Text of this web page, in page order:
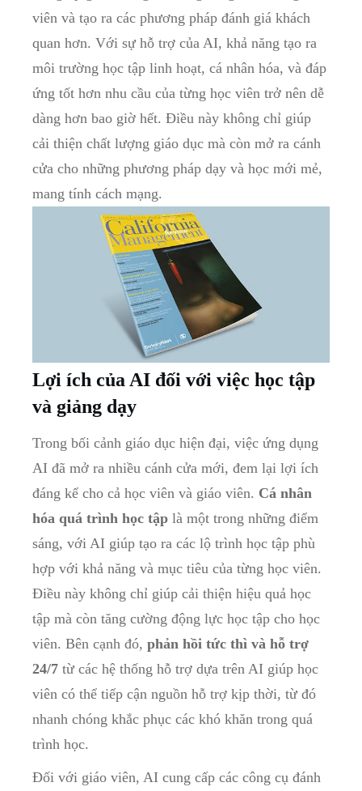
viên và tạo ra các phương pháp đánh giá khách
quan hơn. Với sự hỗ trợ của AI, khả năng tạo ra
môi trường học tập linh hoạt, cá nhân hóa, và đáp
ứng tốt hơn nhu cầu của từng học viên trở nên dễ
dàng hơn bao giờ hết. Điều này không chỉ giúp
cải thiện chất lượng giáo dục mà còn mở ra cánh
cửa cho những phương pháp dạy và học mới mẻ,
mang tính cách mạng.
Lợi ích của AI đối với việc học tập
và giảng dạy
Trong bối cảnh giáo dục hiện đại, việc ứng dụng
AI đã mở ra nhiều cánh cửa mới, đem lại lợi ích
đáng kể cho cả học viên và giáo viên. Cá nhân
hóa quá trình học tập là một trong những điểm
sáng, với AI giúp tạo ra các lộ trình học tập phù
hợp với khả năng và mục tiêu của từng học viên.
Điều này không chỉ giúp cải thiện hiệu quả học
tập mà còn tăng cường động lực học tập cho học
viên. Bên cạnh đó, phản hồi tức thì và hỗ trợ
24/7 từ các hệ thống hỗ trợ dựa trên AI giúp học
viên có thể tiếp cận nguồn hỗ trợ kịp thời, từ đó
nhanh chóng khắc phục các khó khăn trong quá
trình học.
Đối với giáo viên, AI cung cấp các công cụ đánh